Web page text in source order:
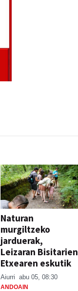
Naturan
murgiltzeko
jarduerak,
Leizaran Bisitarien
Etxearen eskutik
Aiurri abu 05, 08:30
ANDOAIN